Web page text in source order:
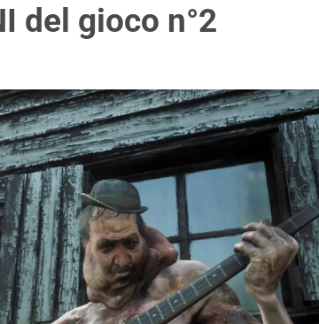
del gioco n°2